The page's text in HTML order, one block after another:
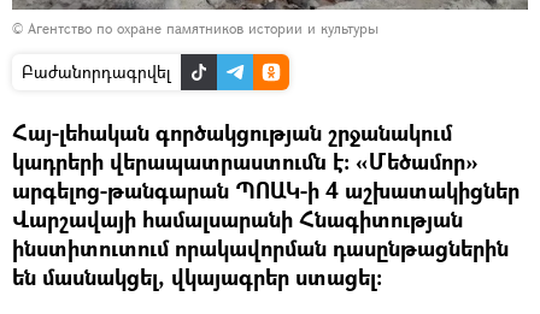
© Агентство по охране памятников истории и культуры
Բաժանորդագրվել
Հայ-լեհական գործակցության շրջանակում
կադրերի վերապատրաստումն է: «Մեծամոր»
արգելոց-թանգարան ՊՈԱԿ-ի 4 աշխատակիցներ
Վարշավայի համալսարանի Հնագիտության
ինստիտուտում որակավորման դասընթացներին
են մասնակցել, վկայագրեր ստացել: